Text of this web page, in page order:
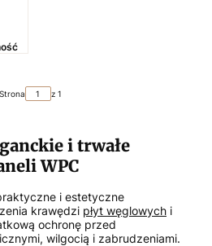
Strona z 1
i trwałe
WPC
i estetyczne
krawędzi płyt węglowych i
ochronę przed
wilgocią i zabrudzeniami.